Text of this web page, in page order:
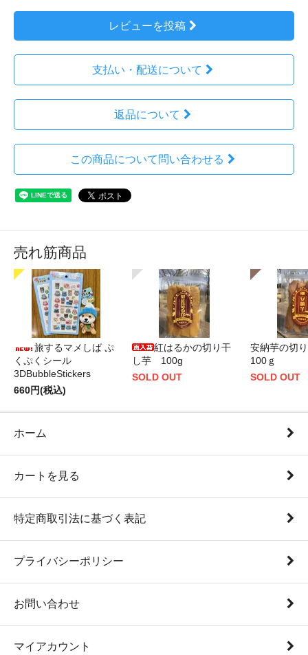
レビューを投稿
支払い・配送について
返品について
この商品について問い合わせる
売れ筋商品
旅するマメしば ぷ
くぷくシール
3DBubbleStickers
660円(税込)
紅はるかの切り干
し芋 100g
SOLD OUT
安納芋の切
100ｇ
SOLD OUT
ホーム
カートを見る
特定商取引法に基づく表記
プライバシーポリシー
お問い合わせ
マイアカウント